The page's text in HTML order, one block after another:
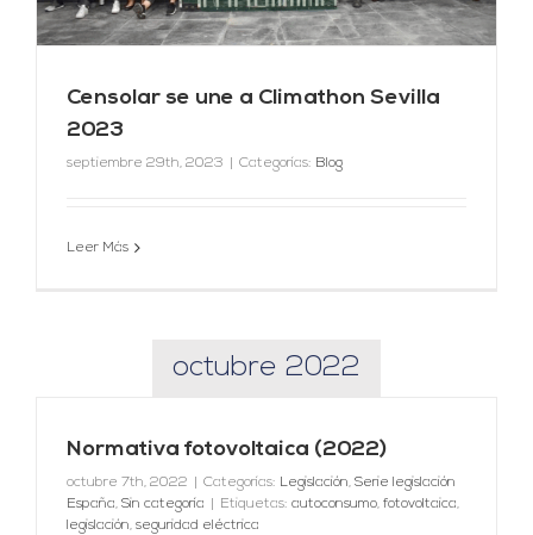
Censolar se une a Climathon Sevilla
2023
septiembre 29th, 2023 Categorías: Blog
Leer Más
octubre 2022
Normativa fotovoltaica (2022)
octubre 7th, 2022 Categorías: Legislación, Serie legislación
España, Sin categoría Etiquetas: autoconsumo, fotovoltaica,
legislación, seguridad eléctrica